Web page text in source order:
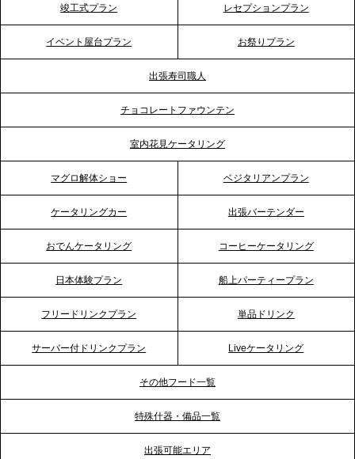
プレスリリースのご案内｜ケータリングのセカンド
2026.5.12
プレスリリースのご案内｜ケータリングのセカンド
プレスリリースのご案内｜「温かな食」が会話のス
イッチに。新入社員研修で《食体験としてのケータ
テーブル、横浜事務所を新設。神奈川エリアのサー
ビス提供体制を強化し、質の高い「場づくり」をサ
TBS「Nスタ」で、2ndTable「1DISH」の花見オー
竣工式プラン レセプションプラン
イベント屋台プラン お祭りプラン
出張寿司職人
チョコレートファウンテン
室内花見ケータリング
マグロ解体ショー ベジタリアンプラン
ケータリングカー 出張バーテンダー
おでんケータリング コーヒーケータリング
日本体験プラン 船上パーティープラン
フリードリンクプラン 単品ドリンク
サーバー付ドリンクプラン Liveケータリング
その他フード一覧
特殊什器・備品一覧
出張可能エリア